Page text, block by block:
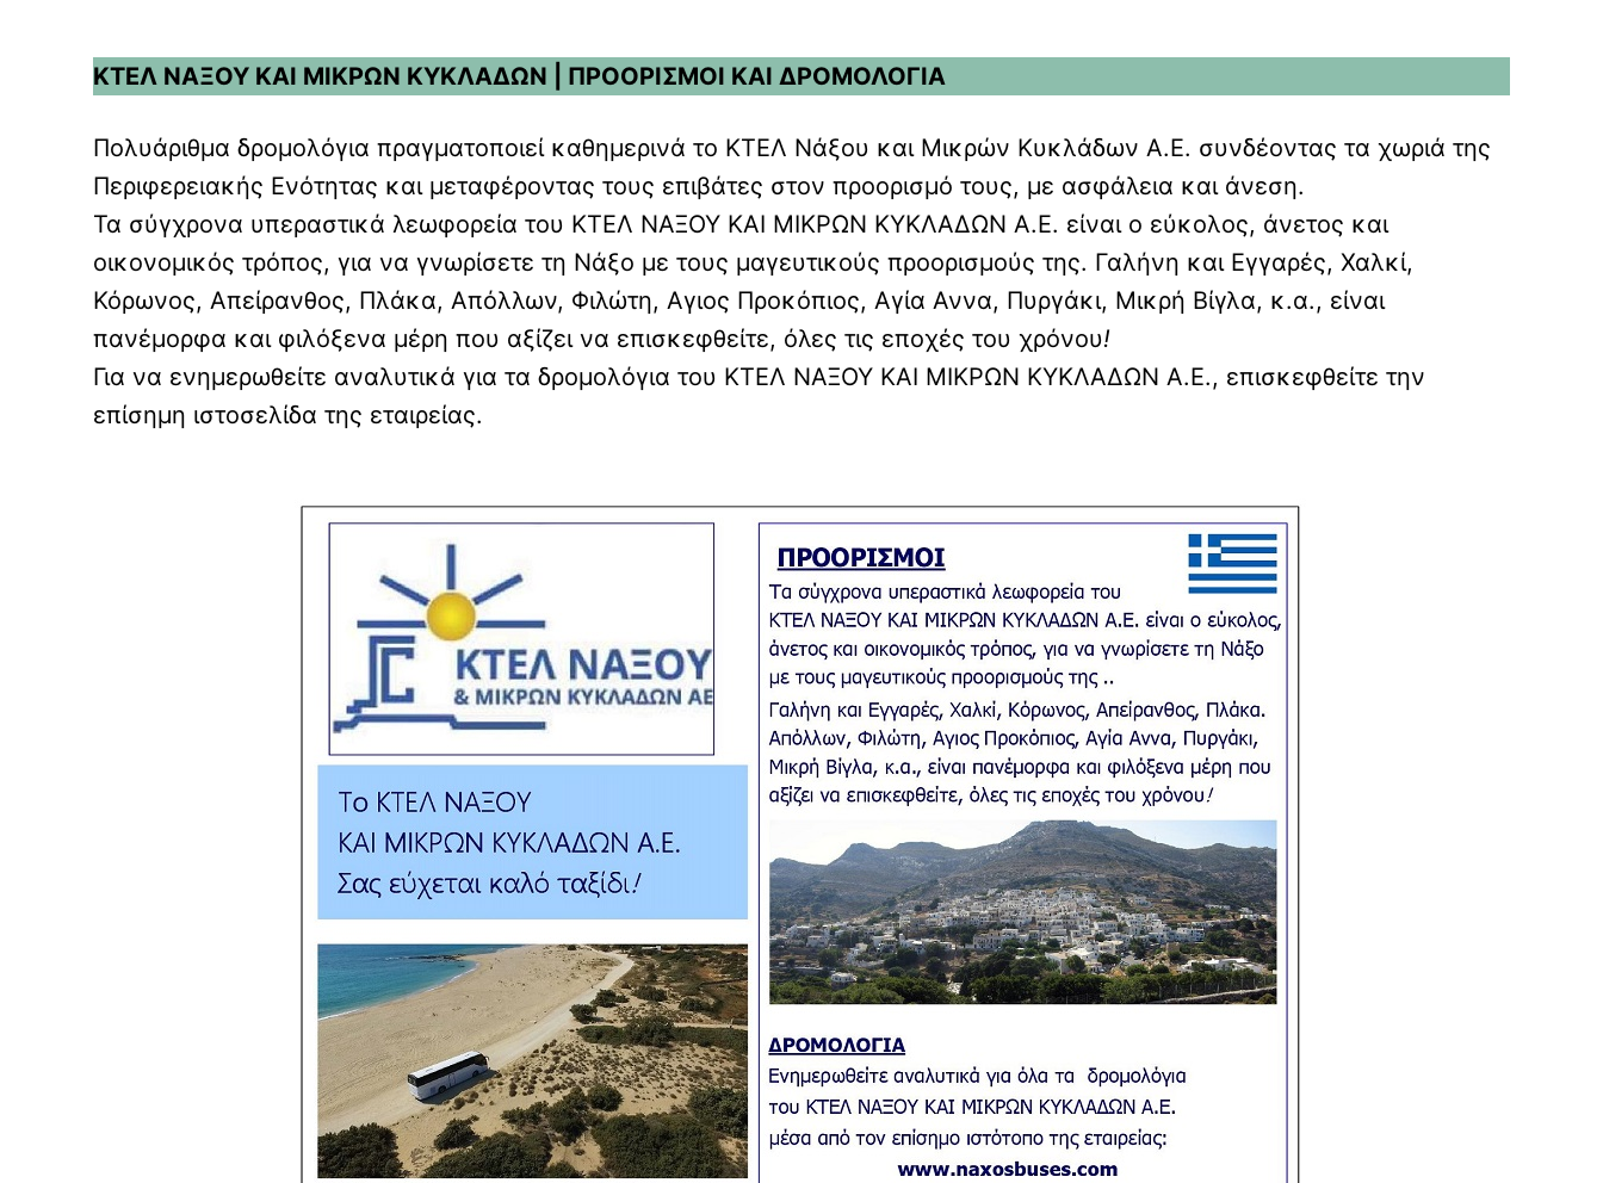
ΚΤΕΛ ΝΑΞΟΥ ΚΑΙ ΜΙΚΡΩΝ ΚΥΚΛΑΔΩΝ | ΠΡΟΟΡΙΣΜΟΙ ΚΑΙ ΔΡΟΜΟΛΟΓΙΑ
Πολυάριθμα δρομολόγια πραγματοποιεί καθημερινά το ΚΤΕΛ Νάξου και Μικρών Κυκλάδων Α.Ε. συνδέοντας τα χωριά της
Περιφερειακής Ενότητας και μεταφέροντας τους επιβάτες στον προορισμό τους, με ασφάλεια και άνεση.
Τα σύγχρονα υπεραστικά λεωφορεία του ΚΤΕΛ ΝΑΞΟΥ ΚΑΙ ΜΙΚΡΩΝ ΚΥΚΛΑΔΩΝ Α.Ε. είναι ο εύκολος, άνετος και
οικονομικός τρόπος, για να γνωρίσετε τη Νάξο με τους μαγευτικούς προορισμούς της. Γαλήνη και Εγγαρές, Χαλκί,
Κόρωνος, Απείρανθος, Πλάκα, Απόλλων, Φιλώτη, Αγιος Προκόπιος, Αγία Αννα, Πυργάκι, Μικρή Βίγλα, κ.α., είναι
πανέμορφα και φιλόξενα μέρη που αξίζει να επισκεφθείτε, όλες τις εποχές του χρόνου!
Για να ενημερωθείτε αναλυτικά για τα δρομολόγια του ΚΤΕΛ ΝΑΞΟΥ KAI ΜΙΚΡΩΝ ΚΥΚΛΑΔΩΝ Α.Ε., επισκεφθείτε την
επίσημη ιστοσελίδα της εταιρείας.